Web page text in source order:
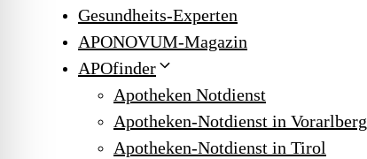
Gesundheits-Experten
APONOVUM-Magazin
APOfinder
Apotheken Notdienst
Apotheken-Notdienst in Vorarlberg
Apotheken-Notdienst in Tirol